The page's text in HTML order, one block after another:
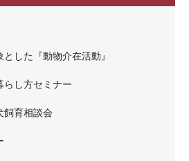
した『動物介在活動』
らし方セミナー
飼育相談会